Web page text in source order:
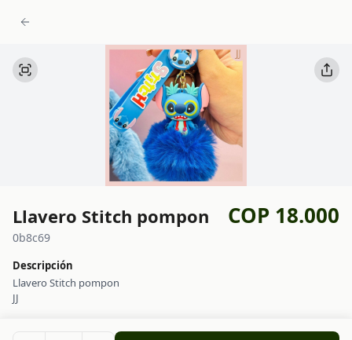
Llavero Stitch pompon COP 18.000
0b8c69
Descripción
Llavero Stitch pompon
JJ